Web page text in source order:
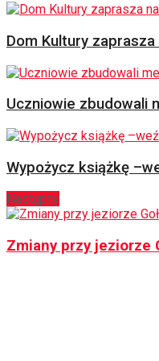
Dom Kultury
Uczniowie zbudowali
Wypożycz książkę
Następny
Zmiany przy jeziorze